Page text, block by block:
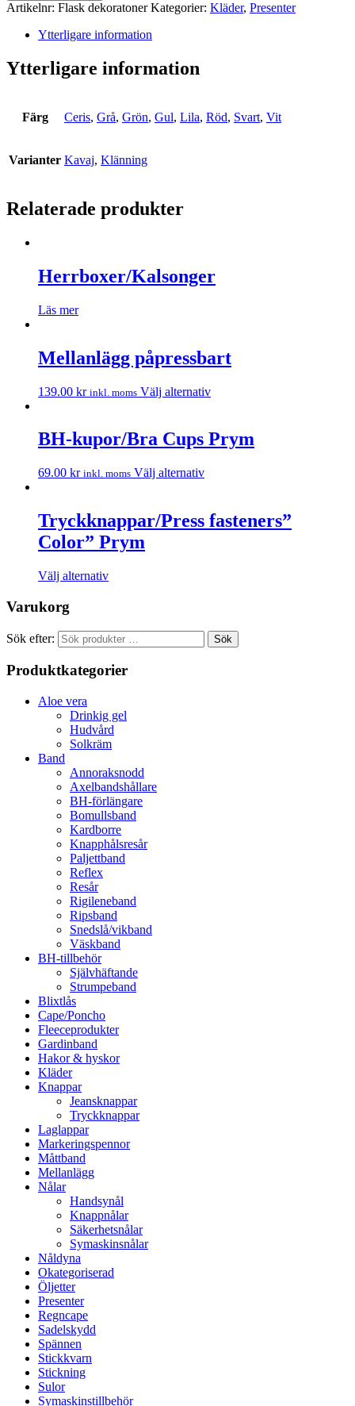
Artikelnr: Flask dekoratoner Kategorier: Kläder, Presenter
Ytterligare information
Ytterligare information
Färg Ceris, Grå, Grön, Gul, Lila, Röd, Svart, Vit
Varianter Kavaj, Klänning
Relaterade produkter
Herrboxer/Kalsonger
Läs mer
Mellanlägg påpressbart
139.00 kr inkl. moms Välj alternativ
BH-kupor/Bra Cups Prym
69.00 kr inkl. moms Välj alternativ
Tryckknappar/Press fasteners”
Color” Prym
Välj alternativ
Varukorg
Sök efter: Sök
Produktkategorier
Aloe vera
Drinkig gel
Hudvård
Solkräm
Band
Annoraksnodd
Axelbandshållare
BH-förlängare
Bomullsband
Kardborre
Knapphålsresår
Paljettband
Reflex
Resår
Rigileneband
Ripsband
Snedslå/vikband
Väskband
BH-tillbehör
Självhäftande
Strumpeband
Blixtlås
Cape/Poncho
Fleeceprodukter
Gardinband
Hakor & hyskor
Kläder
Knappar
Jeansknappar
Tryckknappar
Laglappar
Markeringspennor
Måttband
Mellanlägg
Nålar
Handsynål
Knappnålar
Säkerhetsnålar
Symaskinsnålar
Nåldyna
Okategoriserad
Öljetter
Presenter
Regncape
Sadelskydd
Spännen
Stickkvarn
Stickning
Sulor
Symaskinstillbehör